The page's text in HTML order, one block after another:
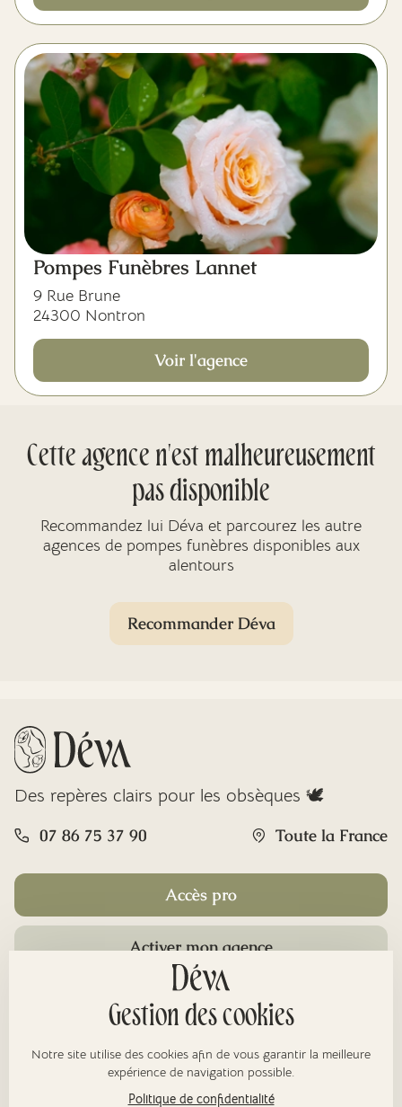
Pompes Funèbres Lannet
9 Rue Brune
24300 Nontron
Voir l'agence
Cette agence n'est malheureusement
pas disponible
Recommandez lui Déva et parcourez les autre
agences de pompes funèbres disponibles aux
alentours
Recommander Déva
Des repères clairs pour les obsèques 🕊️
07 86 75 37 90 Toute la France
Accès pro
Activer mon agence
Gestion des cookies
Notre site utilise des cookies afin de vous garantir la meilleure
expérience de navigation possible.
Politique de confidentialité